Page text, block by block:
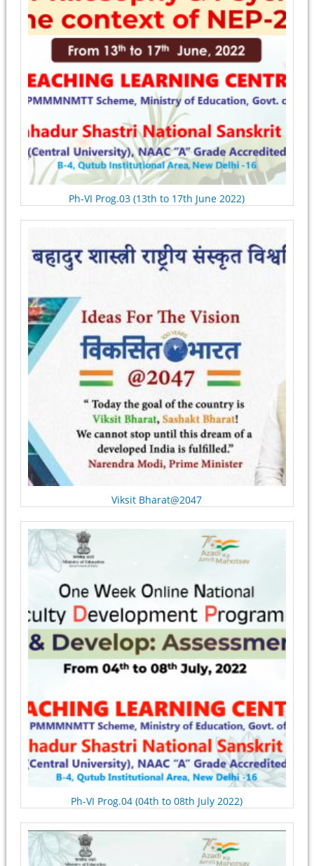
Ph-VI Prog.03 (13th to 17th June 2022)
Viksit Bharat@2047
Ph-VI Prog.04 (04th to 08th July 2022)